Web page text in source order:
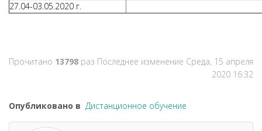
27.04-03.05.2020 г.
Прочитано 13798 раз Последнее изменение Среда, 15 апреля
2020 16:32
Опубликовано в Дистанционное обучение